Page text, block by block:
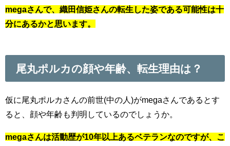
megaさんで、織田信姫さんの転生した姿である可能性は十
分にあるかと思います。
尾丸ポルカの顔や年齢、転生理由は？
仮に尾丸ポルカさんの前世(中の人)がmegaさんであるとす
ると、顔や年齢も判明しているのでしょうか。
megaさんは活動歴が10年以上あるベテランなのですが、こ